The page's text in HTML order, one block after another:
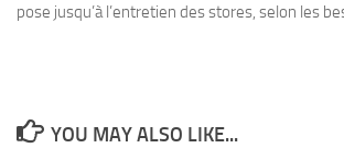
pose jusqu’à l’entretien des stores, selon les
YOU MAY ALSO LIKE...